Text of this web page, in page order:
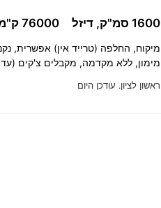
ראשון לציון. עודכן היום
1600 סמ"ק, דיזל 76000 ק"מ
מימון, ללא מקדמה, מקבלים צ'קים (עד 100 צ'קים), עושים אורת-קווה, גם …